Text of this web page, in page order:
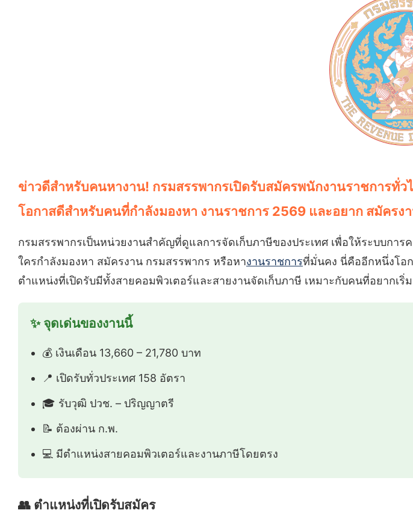
ข่าวดีสำหรับคนหางาน! กรมสรรพากรเปิดรับสมัครพนักงานราชการทั่ว
โอกาสดีสำหรับคนที่กำลังมองหา งานราชการ 2569 และอยาก สมัครง
กรมสรรพากรเป็นหน่วยงานสำคัญที่ดูแลการจัดเก็บภาษีของประเทศ เพื่อให้ระบบการ
ใครกำลังมองหา สมัครงาน กรมสรรพากร หรือหางานราชการที่มั่นคง นี่คืออีกหนึ่งโอ
ตำแหน่งที่เปิดรับมีทั้งสายคอมพิวเตอร์และสายงานจัดเก็บภาษี เหมาะกับคนที่อยากเริ่
✨ จุดเด่นของงานนี้
💰 เงินเดือน 13,660 – 21,780 บาท
📍 เปิดรับทั่วประเทศ 158 อัตรา
🎓 รับวุฒิ ปวช. – ปริญญาตรี
📝 ต้องผ่าน ก.พ.
💻 มีตำแหน่งสายคอมพิวเตอร์และงานภาษีโดยตรง
👥 ตำแหน่งที่เปิดรับสมัคร